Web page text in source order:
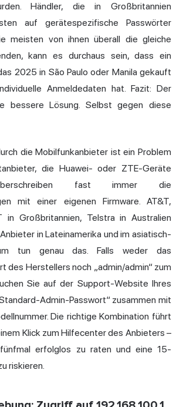
Händler, die in Großbritannien
auf gerätespezifische Passwörter
meisten von ihnen überall die gleiche
kann es durchaus sein, dass ein
2025 in São Paulo oder Manila gekauft
Anmeldedaten hat. Fazit: Der
bessere Lösung. Selbst gegen diese
die Mobilfunkanbieter ist ein Problem
die Huawei- oder ZTE-Geräte
fast immer die
mit einer eigenen Firmware. AT&T,
in Großbritannien, Telstra in Australien
in Lateinamerika und im asiatisch-
tun genau das. Falls weder das
des Herstellers noch „admin/admin“ zum
Sie auf der Support-Website Ihres
Admin-Passwort“ zusammen mit
Die richtige Kombination führt
Klick zum Hilfecenter des Anbieters –
erfolglos zu raten und eine 15-
riskieren.